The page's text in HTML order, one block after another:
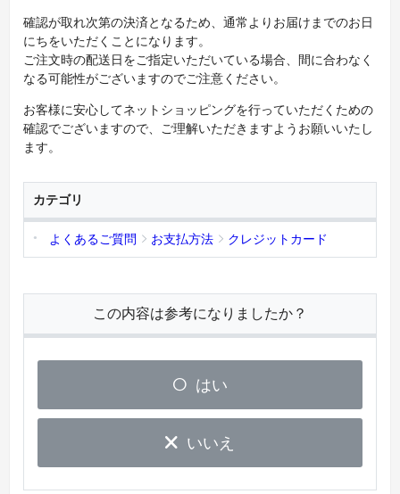
確認が取れ次第の決済となるため、通常よりお届けまでのお日
にちをいただくことになります。
ご注文時の配送日をご指定いただいている場合、間に合わなく
なる可能性がございますのでご注意ください。
お客様に安心してネットショッピングを行っていただくための
確認でございますので、ご理解いただきますようお願いいたし
ます。
カテゴリ
よくあるご質問 お支払方法 クレジットカード
この内容は参考になりましたか？
はい
いいえ